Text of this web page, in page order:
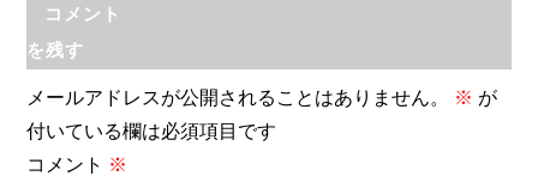
コメント
を残す
メールアドレスが公開されることはありません。 ※ が
付いている欄は必須項目です
コメント ※